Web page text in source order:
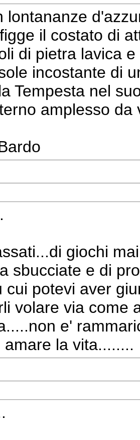
lontananze
il costato di
di pietra lavica
incostante di
Tempesta nel
amplesso da
giochi
sbucciate e di
cui potevi aver
volare via come
e'
amare la vita........